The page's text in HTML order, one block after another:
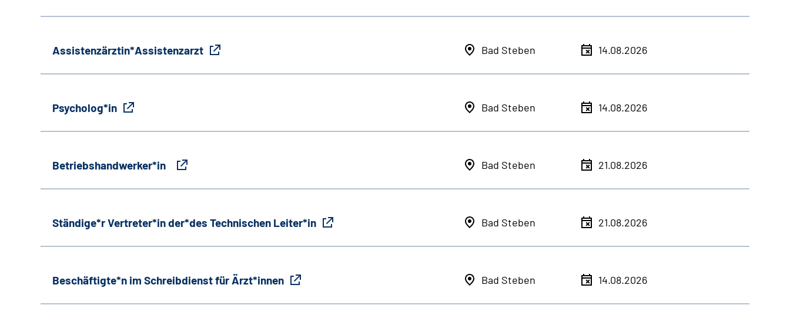
Assistenzärztin*Assistenzarzt Bad Steben 14.08.2026
Psycholog*in Bad Steben 14.08.2026
Betriebshandwerker*in Bad Steben 21.08.2026
Ständige*r Vertreter*in der*des Technischen Leiter*in Bad Steben 21.08.2026
Beschäftigte*n im Schreibdienst für Ärzt*innen Bad Steben 14.08.2026